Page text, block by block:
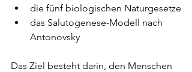
die fünf biologischen Naturgesetze
das Salutogenese-Modell nach
Antonovsky
Das Ziel besteht darin, den Menschen